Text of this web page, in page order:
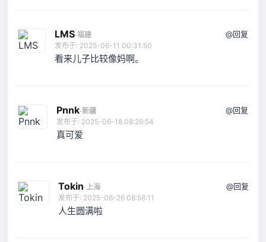
LMS·福建
发布于: 2025-06-11 00:31:50
看来儿子比较像妈啊。
@回复
Pnnk·新疆
发布于: 2025-06-18 08:26:54
真可爱
@回复
Tokin·上海
发布于: 2025-06-26 08:56:11
人生圆满啦
@回复